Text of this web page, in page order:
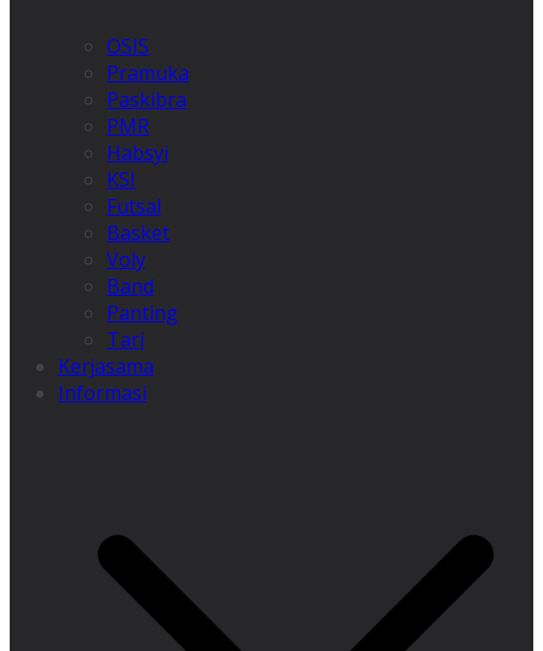
OSIS
Pramuka
Paskibra
PMR
Habsyi
KSI
Futsal
Basket
Voly
Band
Panting
Tari
Kerjasama
Informasi